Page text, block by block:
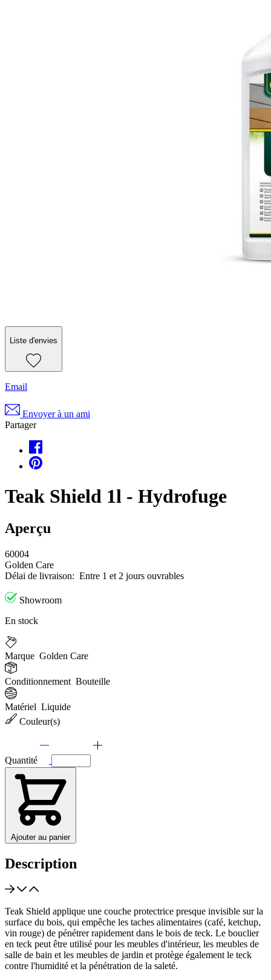
Liste d'envies
Email
Envoyer à un ami
Partager
Teak Shield 1l - Hydrofuge
Aperçu
60004
Golden Care
Délai de livraison: Entre 1 et 2 jours ouvrables
Showroom
En stock
Marque Golden Care
Conditionnement Bouteille
Matériel Liquide
Couleur(s)
Quantité
Ajouter au panier
Description
Teak Shield applique une couche protectrice presque invisible sur la
surface du bois, qui empêche les taches alimentaires (café, ketchup,
vin rouge) de pénétrer rapidement dans le bois de teck. Le bouclier
en teck peut être utilisé pour les meubles d'intérieur, les meubles de
salle de bain et les meubles de jardin et protège également le teck
contre l'humidité et la pénétration de la saleté.